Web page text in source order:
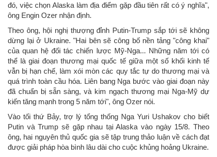
đó, việc chọn Alaska làm địa điểm gặp đầu tiên rất có ý nghĩa",
ông Engin Ozer nhận định.
Theo ông, hội nghị thượng đỉnh Putin-Trump sắp tới sẽ không
dừng lại ở Ukraine. "Hai bên sẽ công bố nền tảng "công khai"
của quan hệ đối tác chiến lược Mỹ-Nga... Những năm tới có
thể là giai đoạn thương mại quốc tế giữa một số khối kinh tế
vẫn bị hạn chế, làm xói mòn các quy tắc tự do thương mại và
quá trình toàn cầu hóa. Liên bang Nga bước vào giai đoạn này
đã chuẩn bị sẵn sàng, và kim ngạch thương mại Nga-Mỹ dự
kiến tăng mạnh trong 5 năm tới", ông Ozer nói.
Vào tối thứ Bảy, trợ lý tổng thống Nga Yuri Ushakov cho biết
Putin và Trump sẽ gặp nhau tại Alaska vào ngày 15/8. Theo
ông, hai nguyên thủ quốc gia sẽ tập trung thảo luận về cách đạt
được giải pháp hòa bình lâu dài cho cuộc khủng hoảng Ukraine.